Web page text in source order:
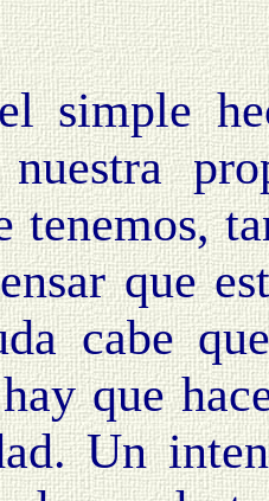
simple
tenemos,
que
cabe
que
Un